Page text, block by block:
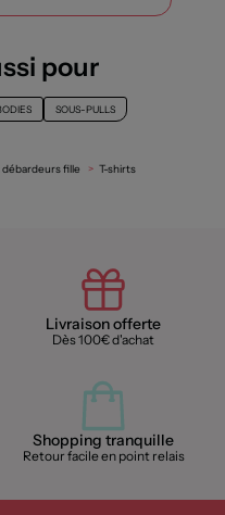
pour
SOUS-PULLS
fille
T-shirts
Livraison offerte
Dès 100€ d'achat
Shopping tranquille
Retour facile en point relais